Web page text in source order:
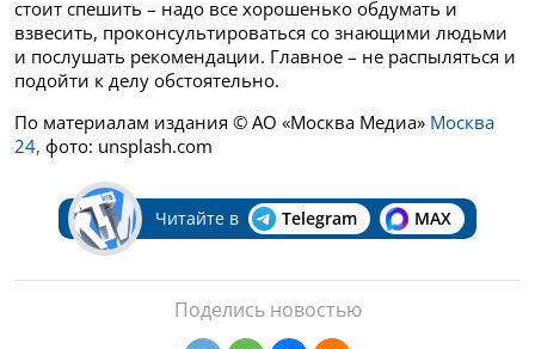
стоит спешить – надо все хорошенько обдумать и
взвесить, проконсультироваться со знающими людьми
и послушать рекомендации. Главное – не распыляться и
подойти к делу обстоятельно.
По материалам издания © АО «Москва Медиа» Москва
24, фото: unsplash.com
Читайте в Telegram MAX
Поделись новостью